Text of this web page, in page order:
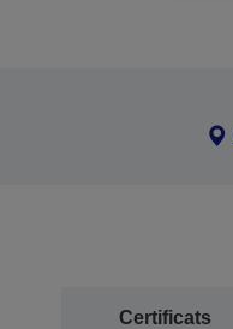
Certificats